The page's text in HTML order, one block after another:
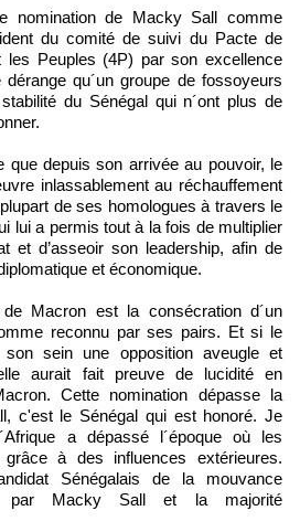
nomination de Macky Sall comme
du comité de suivi du Pacte de
les Peuples (4P) par son excellence
qu´un groupe de fossoyeurs
du Sénégal qui n´ont plus de
que depuis son arrivée au pouvoir, le
inlassablement au réchauffement
de ses homologues à travers le
lui a permis tout à la fois de multiplier
et d’asseoir son leadership, afin de
et économique.
Macron est la consécration d´un
reconnu par ses pairs. Et si le
sein une opposition aveugle et
aurait fait preuve de lucidité en
Cette nomination dépasse la
c'est le Sénégal qui est honoré. Je
a dépassé l´époque où les
à des influences extérieures.
Sénégalais de la mouvance
par Macky Sall et la majorité